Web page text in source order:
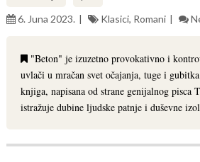
6. Juna 2023.
Klasici, Romani
"Beton" je izuzetno provokativno i
uvlači u mračan svet očajanja, tuge i
knjiga, napisana od strane genijalnog pisca
istražuje dubine ljudske patnje i duševne